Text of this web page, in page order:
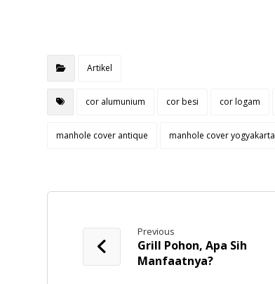
Artikel
cor alumunium cor besi cor logam
manhole cover antique manhole cover yogyakarta
Previous
Grill Pohon, Apa Sih
Manfaatnya?